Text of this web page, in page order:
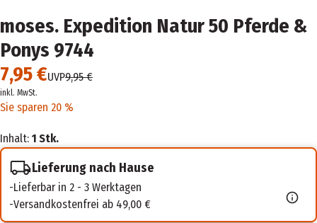
moses. Expedition Natur 50 Pferde &
Ponys 9744
7,95 €UVP9,95 €
inkl. MwSt.
Sie sparen 20 %
Inhalt: 1 Stk.
Lieferung nach Hause
Lieferbar in 2 - 3 Werktagen
Versandkostenfrei ab 49,00 €